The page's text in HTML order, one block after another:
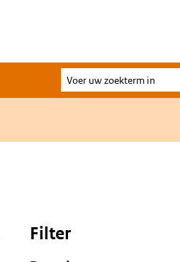
Voer
uw
Filter